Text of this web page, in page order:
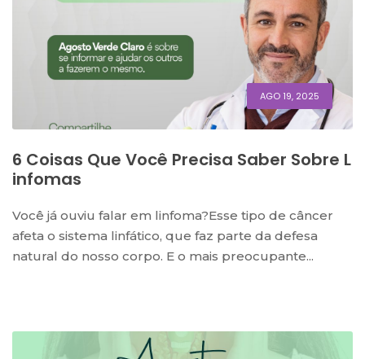
AGO 19, 2025
6 Coisas Que Você Precisa Saber Sobre L
Infomas
Você já ouviu falar em linfoma?Esse tipo de câncer
afeta o sistema linfático, que faz parte da defesa
natural do nosso corpo. E o mais preocupante...